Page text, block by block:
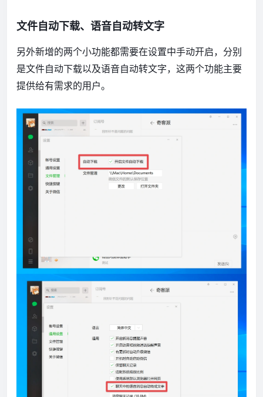
文件自动下载、语音自动转文字
另外新增的两个小功能都需要在设置中手动开启，分别
是文件自动下载以及语音自动转文字，这两个功能主要
提供给有需求的用户。